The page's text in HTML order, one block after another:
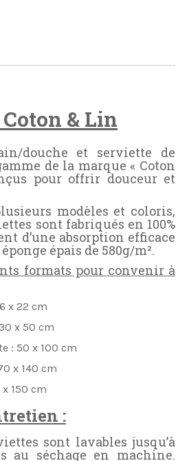
& Lin
douche et serviette de
de la marque « Coton
pour offrir douceur et
modèles et coloris,
sont fabriqués en 100%
d’une absorption efficace
épais de 580g/m².
formats pour convenir à
x 22 cm
x 50 cm
: 50 x 100 cm
x 140 cm
150 cm
:
sont lavables jusqu’à
au séchage en machine.